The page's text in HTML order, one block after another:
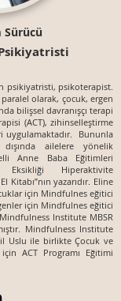
Sürücü
psikiyatristi, psikoterapist.
paralel olarak, çocuk, ergen
bilişsel davranışçı terapi
(ACT), zihinselleştirme
uygulamaktadır. Bununla
ailelere yönelik
Anne Baba Eğitimleri
Eksikliği Hiperaktivite
Kitabı”nın yazarıdır. Eline
için Mindfulnes eğitici
için Mindfulnes eğitici
Institute MBSR
Mindfulness Institute
Uslu ile birlikte Çocuk ve
ACT Programı Eğitimi